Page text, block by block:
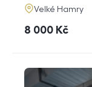
adresa
Velké Hamry
cena
8 000 Kč